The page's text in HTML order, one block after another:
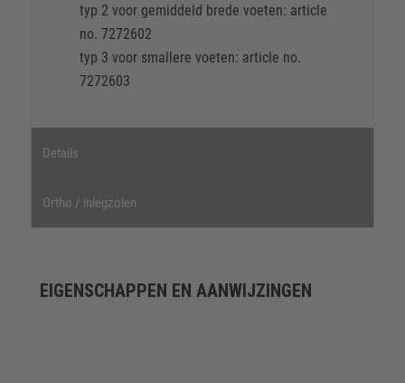
typ 2 voor gemiddeld brede voeten: article
no. 7272602
typ 3 voor smallere voeten: article no.
7272603
Details
Ortho / inlegzolen
EIGENSCHAPPEN EN AANWIJZINGEN